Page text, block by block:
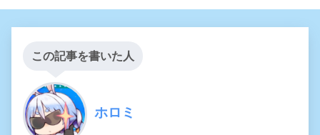
この記事を書いた人
ホロミ